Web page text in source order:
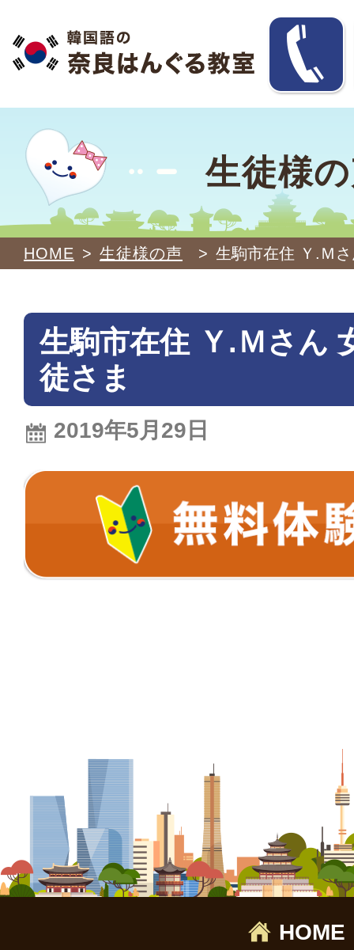
生徒様
HOME > 生徒様の声 > 生駒市在住 Ｙ.Ｍ
生駒市在住 Ｙ.Ｍさん
徒さま
2019年5月29日
HOME